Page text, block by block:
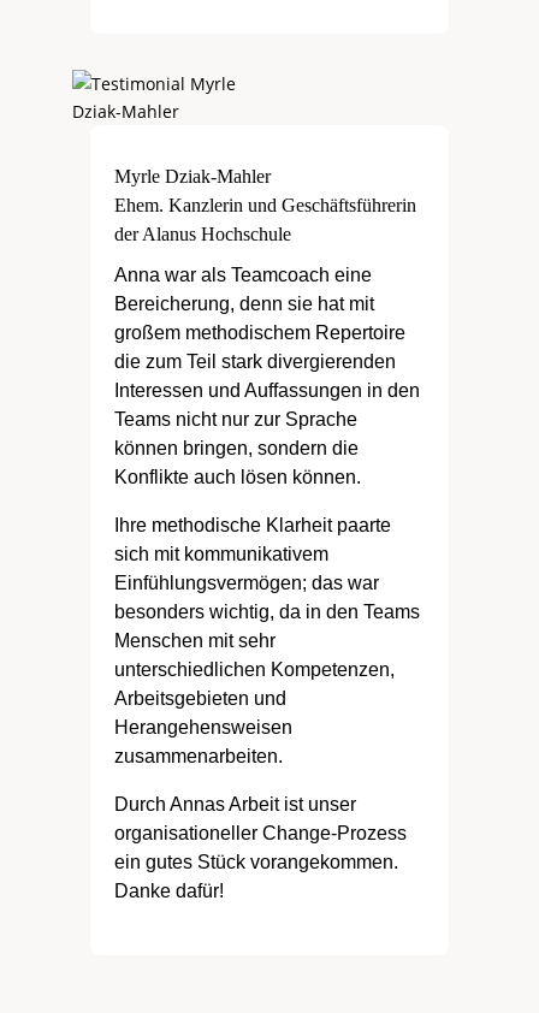
Myrle Dziak-Mahler
Ehem. Kanzlerin und Geschäftsführerin
der Alanus Hochschule
Anna war als Teamcoach eine
Bereicherung, denn sie hat mit
großem methodischem Repertoire
die zum Teil stark divergierenden
Interessen und Auffassungen in den
Teams nicht nur zur Sprache
können bringen, sondern die
Konflikte auch lösen können.
Ihre methodische Klarheit paarte
sich mit kommunikativem
Einfühlungsvermögen; das war
besonders wichtig, da in den Teams
Menschen mit sehr
unterschiedlichen Kompetenzen,
Arbeitsgebieten und
Herangehensweisen
zusammenarbeiten.
Durch Annas Arbeit ist unser
organisationeller Change-Prozess
ein gutes Stück vorangekommen.
Danke dafür!